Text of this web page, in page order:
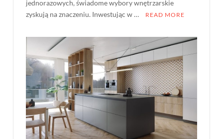
jednorazowych, świadome wybory wnętrzarskie
zyskują na znaczeniu. Inwestując w …
READ MORE